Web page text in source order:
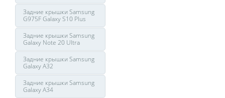
Задние крышки Samsung
G975F Galaxy S10 Plus
Задние крышки Samsung
Galaxy Note 20 Ultra
Задние крышки Samsung
Galaxy A32
Задние крышки Samsung
Galaxy A34